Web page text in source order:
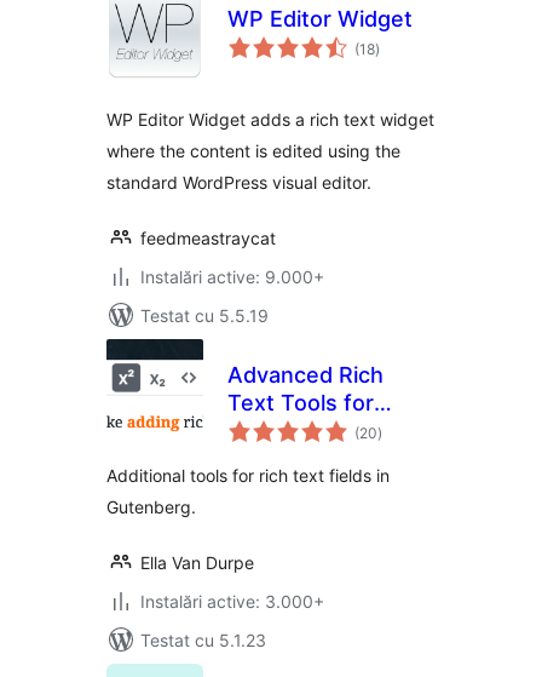
WP Editor Widget
(18total
aprecieri
)
WP Editor Widget adds a rich text widget
where the content is edited using the
standard WordPress visual editor.
feedmeastraycat
Instalări active: 9.000+
Testat cu 5.5.19
Advanced Rich
Text Tools for
Gutenberg
(20total
aprecieri
)
Additional tools for rich text fields in
Gutenberg.
Ella Van Durpe
Instalări active: 3.000+
Testat cu 5.1.23